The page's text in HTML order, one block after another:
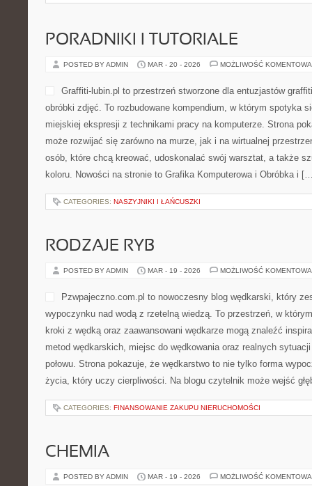
PORADNIKI I TUTORIALE
POSTED BY ADMIN MAR - 20 - 2026 MOŻLIWOŚĆ
Graffiti-lubin.pl to przestrzeń stworzone dla entuzjastów
obróbki zdjęć. To rozbudowane kompendium, w którym spotyka
miejskiej ekspresji z technikami pracy na komputerze. Strona
może rozwijać się zarówno na murze, jak i na wirtualnej
osób, które chcą kreować, udoskonalać swój warsztat, a także
koloru. Nowości na stronie to Grafika Komputerowa i Obróbka i
CATEGORIES: NASZYJNIKI I ŁAŃCUSZKI
RODZAJE RYB
POSTED BY ADMIN MAR - 19 - 2026 MOŻLIWOŚĆ
Pzwpajeczno.com.pl to nowoczesny blog wędkarski, który
wypoczynku nad wodą z rzetelną wiedzą. To przestrzeń, w
kroki z wędką oraz zaawansowani wędkarze mogą znaleźć
metod wędkarskich, miejsc do wędkowania oraz realnych
połowu. Strona pokazuje, że wędkarstwo to nie tylko forma
życia, który uczy cierpliwości. Na blogu czytelnik może wejść
CATEGORIES: FINANSOWANIE ZAKUPU NIERUCHOMOŚCI
CHEMIA
POSTED BY ADMIN MAR - 19 - 2026 MOŻLIWOŚĆ